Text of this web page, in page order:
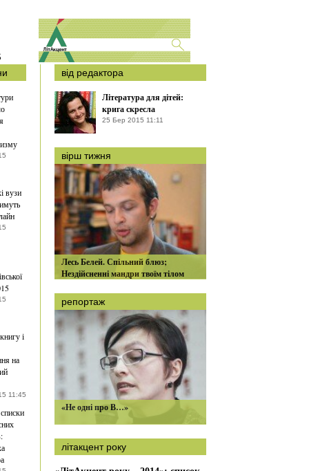
вузи
і
на
11:45
від редактора
Література для дітей:
крига скресла
25 Бер 2015 11:11
вірш тижня
Лесь Белей. Спільний блюз;
Нездійсненні мандри твоїм тілом
репортаж
«Не одні про В…»
літакцент року